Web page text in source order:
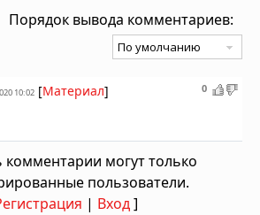
Порядок вывода комментариев:
0
10:02 [Материал]
комментарии могут только
пользователи.
| Вход]